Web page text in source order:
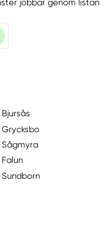
jobbar genom listan
Bjursås
Grycksbo
Sågmyra
Falun
Sundborn